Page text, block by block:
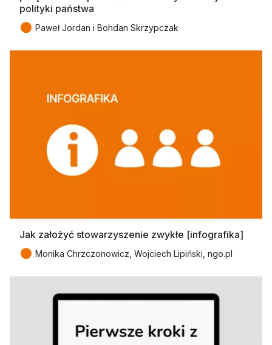
polityki państwa
● Paweł Jordan i Bohdan Skrzypczak
Jak założyć stowarzyszenie zwykłe [infografika]
● Monika Chrzczonowicz, Wojciech Lipiński, ngo.pl